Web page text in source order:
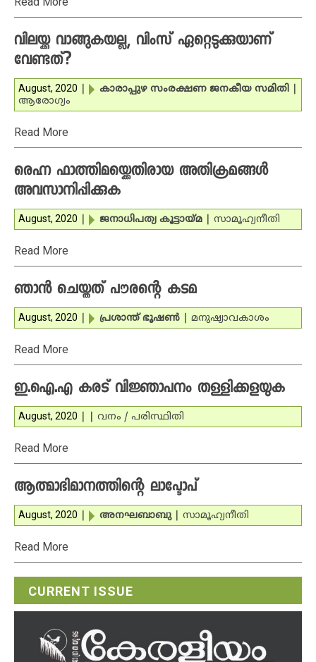
വിലയ്ക്കു വാങ്ങുകയല്ല, വിംസ് ഏറ്റെടുക്കുയാണ്
വേണ്ടത്?
August, 2020 കാരാപ്പുഴ സംരക്ഷണ ജനകീയ സമിതി
ആരോഗ്യം
Read More
രെഹ്ന ഫാത്തിമയ്ക്കെതിരായ അതിക്രമങ്ങൾ
അവസാനിപ്പിക്കുക
August, 2020 ജനാധിപത്യ കൂട്ടായ്മ സാമൂഹ്യനീതി
Read More
ഞാൻ ചെയ്തത് പൗരന്റെ കടമ
August, 2020 പ്രശാന്ത് ഭൂഷൺ മനുഷ്യാവകാശം
Read More
ഇ.ഐ.എ കരട് വിജ്ഞാപനം തള്ളിക്കളയുക
August, 2020 വനം / പരിസ്ഥിതി
Read More
ആത്മാഭിമാനത്തിന്റെ ലാപ്ടോപ്
August, 2020 അനഘബാബു സാമൂഹ്യനീതി
Read More
CURRENT ISSUE